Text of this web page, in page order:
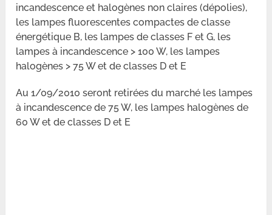
incandescence et halogènes non claires (dépolies),
les lampes fluorescentes compactes de classe
énergétique B, les lampes de classes F et G, les
lampes à incandescence > 100 W, les lampes
halogènes > 75 W et de classes D et E
Au 1/09/2010 seront retirées du marché les lampes
à incandescence de 75 W, les lampes halogènes de
60 W et de classes D et E